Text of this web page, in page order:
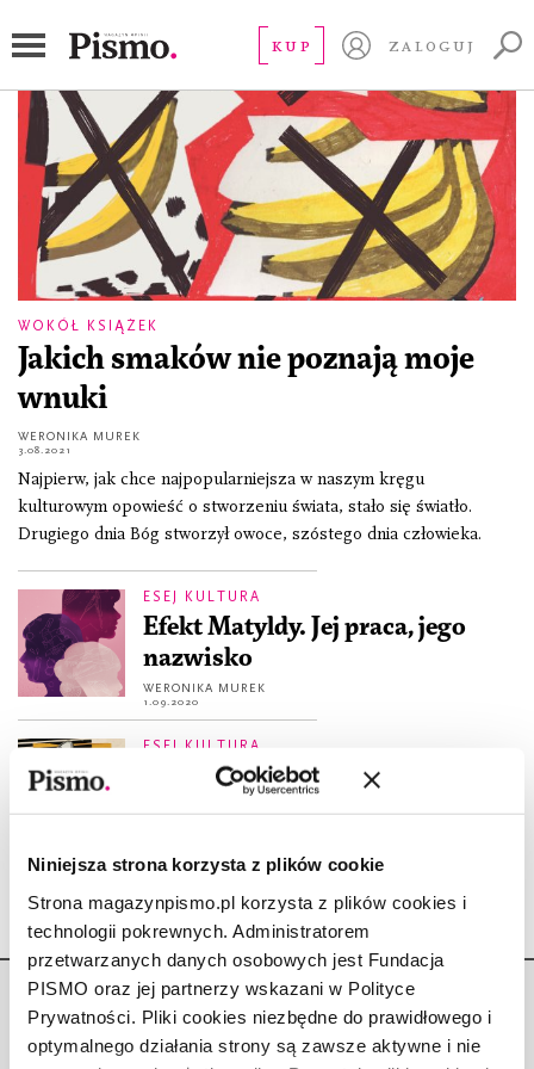
Niniejsza strona korzysta z plików cookie
Strona magazynpismo.pl korzysta z plików cookies i
technologii pokrewnych. Administratorem
przetwarzanych danych osobowych jest Fundacja
PISMO oraz jej partnerzy wskazani w Polityce
Prywatności. Pliki cookies niezbędne do prawidłowego i
optymalnego działania strony są zawsze aktywne i nie
KUP ZALOGUJ
WOKÓŁ KSIĄŻEK
Jakich smaków nie poznają moje
wnuki
WERONIKA MUREK
3.08.2021
Najpierw, jak chce najpopularniejsza w naszym kręgu
kulturowym opowieść o stworzeniu świata, stało się światło.
Drugiego dnia Bóg stworzył owoce, szóstego dnia człowieka.
ESEJ KULTURA
Efekt Matyldy. Jej praca, jego
nazwisko
WERONIKA MUREK
1.09.2020
ESEJ KULTURA
Źle mi się cipka wycięła